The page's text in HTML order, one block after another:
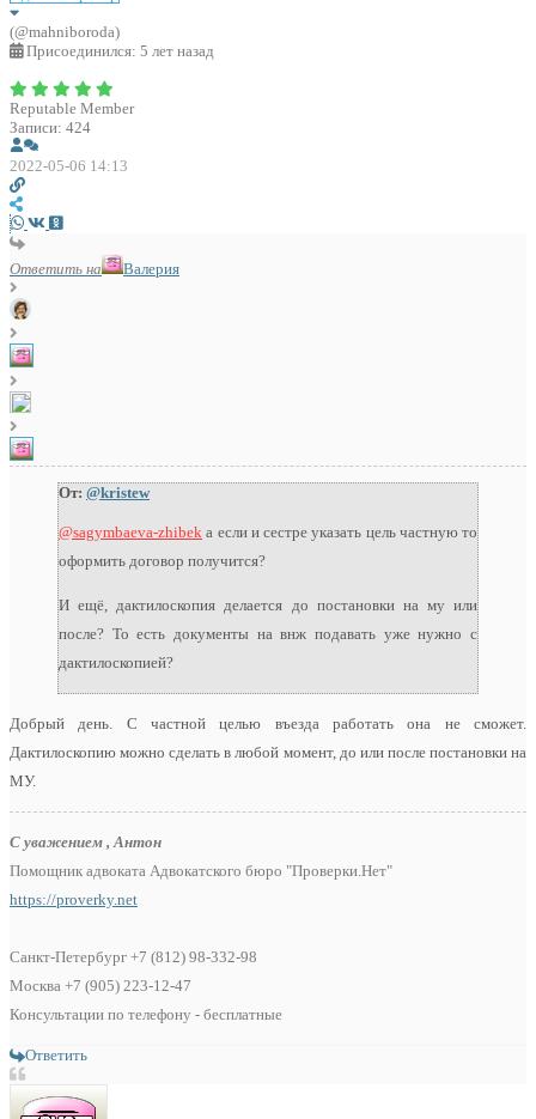
(@mahniboroda)
Присоединился: 5 лет назад
Reputable Member
Записи: 424
2022-05-06 14:13
Ответить на Валерия
От: @kristew
@sagymbaeva-zhibek а если и сестре указать цель частную то
оформить договор получится?
И ещё, дактилоскопия делается до постановки на му или
после? То есть документы на внж подавать уже нужно с
дактилоскопией?
Добрый день. С частной целью въезда работать она не сможет.
Дактилоскопию можно сделать в любой момент, до или после постановки на
МУ.
С уважением , Антон
Помощник адвоката Адвокатского бюро "Проверки.Нет"
https://proverky.net
Санкт-Петербург +7 (812) 98-332-98
Москва +7 (905) 223-12-47
Консультации по телефону - бесплатные
Ответить